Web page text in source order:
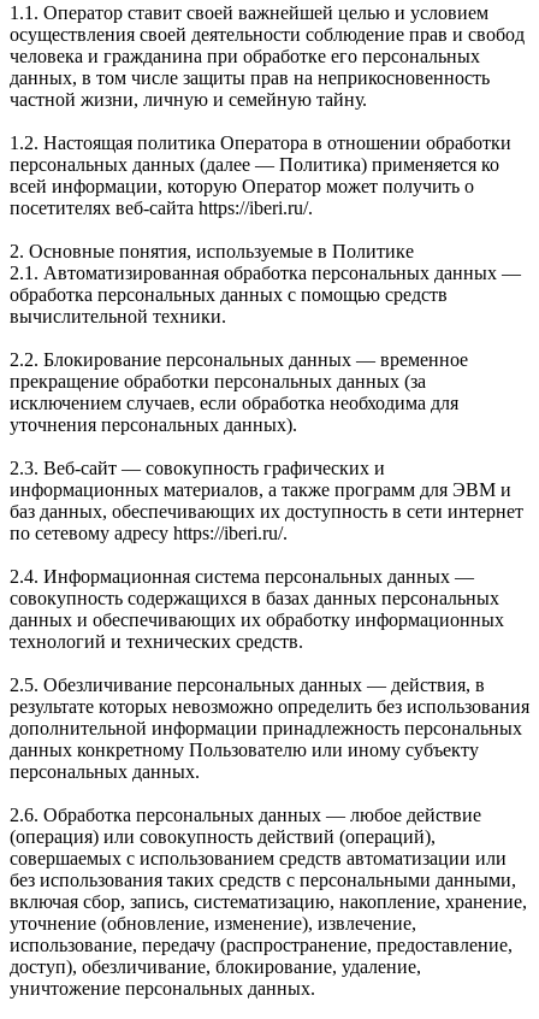
1.1. Оператор ставит своей важнейшей целью и условием
осуществления своей деятельности соблюдение прав и свобод
человека и гражданина при обработке его персональных
данных, в том числе защиты прав на неприкосновенность
частной жизни, личную и семейную тайну.
1.2. Настоящая политика Оператора в отношении обработки
персональных данных (далее — Политика) применяется ко
всей информации, которую Оператор может получить о
посетителях веб-сайта https://iberi.ru/.
2. Основные понятия, используемые в Политике
2.1. Автоматизированная обработка персональных данных —
обработка персональных данных с помощью средств
вычислительной техники.
2.2. Блокирование персональных данных — временное
прекращение обработки персональных данных (за
исключением случаев, если обработка необходима для
уточнения персональных данных).
2.3. Веб-сайт — совокупность графических и
информационных материалов, а также программ для ЭВМ и
баз данных, обеспечивающих их доступность в сети интернет
по сетевому адресу https://iberi.ru/.
2.4. Информационная система персональных данных —
совокупность содержащихся в базах данных персональных
данных и обеспечивающих их обработку информационных
технологий и технических средств.
2.5. Обезличивание персональных данных — действия, в
результате которых невозможно определить без использования
дополнительной информации принадлежность персональных
данных конкретному Пользователю или иному субъекту
персональных данных.
2.6. Обработка персональных данных — любое действие
(операция) или совокупность действий (операций),
совершаемых с использованием средств автоматизации или
без использования таких средств с персональными данными,
включая сбор, запись, систематизацию, накопление, хранение,
уточнение (обновление, изменение), извлечение,
использование, передачу (распространение, предоставление,
доступ), обезличивание, блокирование, удаление,
уничтожение персональных данных.